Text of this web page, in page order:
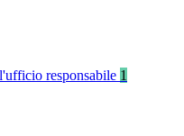
responsabile 1